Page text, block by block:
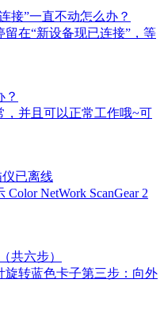
接”一直不动怎么办？
在“新设备现已连接”，等
？
并且可以正常工作哦~可
仪已离线
NetWork ScanGear 2
共六步）
转蓝色卡子第三步：向外